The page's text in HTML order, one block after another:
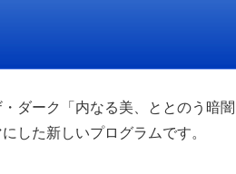
ダーク「内なる美、ととのう暗
した新しいプログラムです。